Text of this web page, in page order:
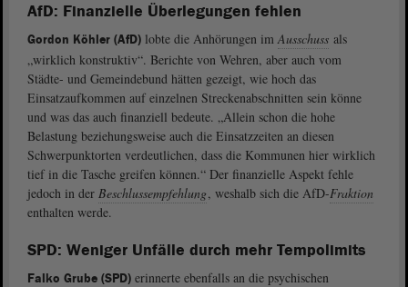
AfD: Finanzielle Überlegungen fehlen
Gordon Köhler (AfD) lobte die Anhörungen imAusschuss als
„wirklich konstruktiv“. Berichte von Wehren, aber auch vom
Städte- und Gemeindebund hätten gezeigt, wie hoch das
Einsatzaufkommen auf einzelnen Streckenabschnitten sein könne
und was das auch finanziell bedeute. „Allein schon die hohe
Belastung beziehungsweise auch die Einsatzzeiten an diesen
Schwerpunktorten verdeutlichen, dass die Kommunen hier wirklich
tief in die Tasche greifen können.“ Der finanzielle Aspekt fehle
jedoch in der Beschlussempfehlung, weshalb sich die AfD-Fraktion
enthalten werde.
SPD: Weniger Unfälle durch mehr Tempolimits
Falko Grube (SPD) erinnerte ebenfalls an die psychischen